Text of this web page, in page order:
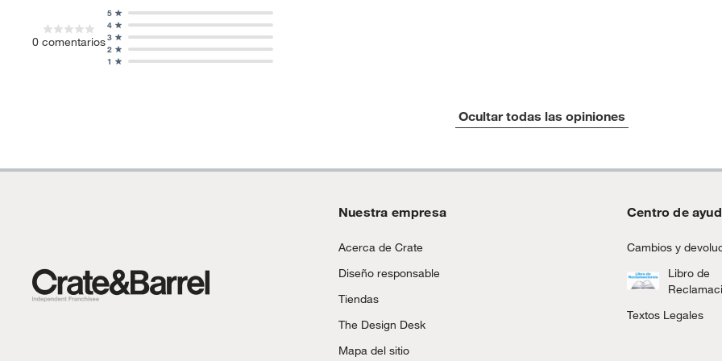
0 comentarios
1
2
3
4
5
Ocultar todas las opiniones
Nuestra empresa
Acerca de Crate
Diseño responsable
Tiendas
The Design Desk
Mapa del sitio
Centro de
Cambios y
Libro de
Textos Legales